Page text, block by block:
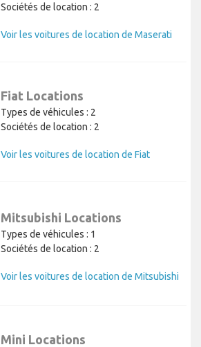
Sociétés de location : 2
Voir les voitures de location de Maserati
Fiat Locations
Types de véhicules : 2
Sociétés de location : 2
Voir les voitures de location de Fiat
Mitsubishi Locations
Types de véhicules : 1
Sociétés de location : 2
Voir les voitures de location de Mitsubishi
Mini Locations